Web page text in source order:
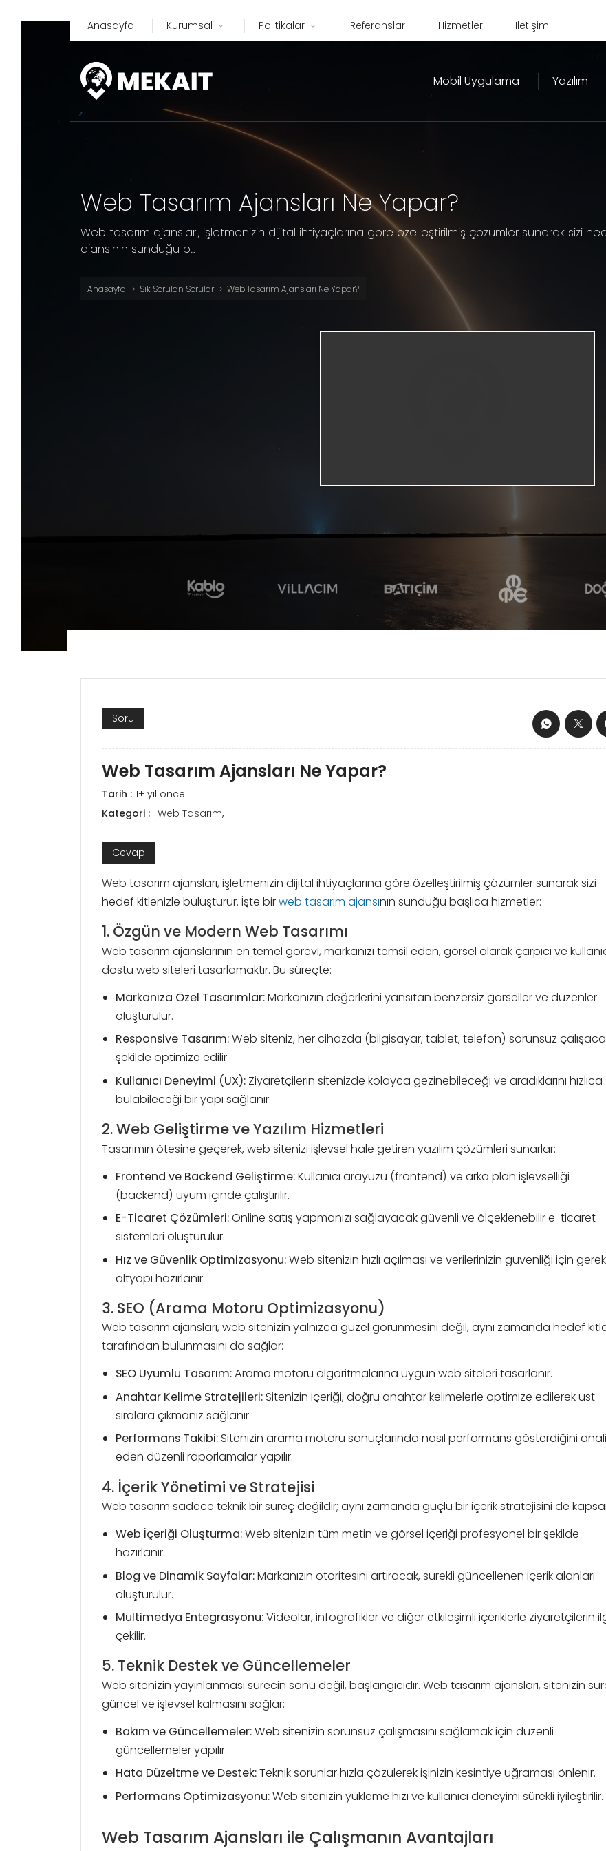
Anasayfa Kurumsal Politikalar Referanslar Hizmetler İletişim
Mobil Uygulama Yazılım
Web Tasarım Ajansları Ne Yapar?
Web tasarım ajansları, işletmenizin dijital ihtiyaçlarına göre özelleştirilmiş çözümler sunarak sizi
ajansının sunduğu b...
Anasayfa Sık Sorulan Sorular Web Tasarım Ajansları Ne Yapar?
Soru
Web Tasarım Ajansları Ne Yapar?
Tarih : 1+ yıl önce
Kategori : Web Tasarım,
Cevap
Web tasarım ajansları, işletmenizin dijital ihtiyaçlarına göre özelleştirilmiş çözümler sunarak sizi
hedef kitlenizle buluşturur. İşte birweb tasarım ajansının sunduğu başlıca hizmetler:
1. Özgün ve Modern Web Tasarımı
Web tasarım ajanslarının en temel görevi, markanızı temsil eden, görsel olarak çarpıcı ve
dostu web siteleri tasarlamaktır. Bu süreçte:
Markanıza Özel Tasarımlar:Markanızın değerlerini yansıtan benzersiz görseller ve düzenler
oluşturulur.
Responsive Tasarım:Web siteniz, her cihazda (bilgisayar, tablet, telefon) sorunsuz
şekilde optimize edilir.
Kullanıcı Deneyimi (UX): Ziyaretçilerin sitenizde kolayca gezinebileceği ve aradıklarını hızlıca
bulabileceği bir yapı sağlanır.
2. Web Geliştirme ve Yazılım Hizmetleri
Tasarımın ötesine geçerek, web sitenizi işlevsel hale getiren yazılım çözümleri sunarlar:
Frontend ve Backend Geliştirme:Kullanıcı arayüzü (frontend) ve arka plan işlevselliği
(backend) uyum içinde çalıştırılır.
E-Ticaret Çözümleri:Online satış yapmanızı sağlayacak güvenli ve ölçeklenebilir e-ticaret
sistemleri oluşturulur.
Hız ve Güvenlik Optimizasyonu:Web sitenizin hızlı açılması ve verilerinizin güvenliği için
altyapı hazırlanır.
3. SEO (Arama Motoru Optimizasyonu)
Web tasarım ajansları, web sitenizin yalnızca güzel görünmesini değil, aynı zamanda hedef
tarafından bulunmasını da sağlar:
SEO Uyumlu Tasarım:Arama motoru algoritmalarına uygun web siteleri tasarlanır.
Anahtar Kelime Stratejileri:Sitenizin içeriği, doğru anahtar kelimelerle optimize edilerek üst
sıralara çıkmanız sağlanır.
Performans Takibi:Sitenizin arama motoru sonuçlarında nasıl performans gösterdiğini
eden düzenli raporlamalar yapılır.
4. İçerik Yönetimi ve Stratejisi
Web tasarım sadece teknik bir süreç değildir; aynı zamanda güçlü bir içerik stratejisini de
Web İçeriği Oluşturma:Web sitenizin tüm metin ve görsel içeriği profesyonel bir şekilde
hazırlanır.
Blog ve Dinamik Sayfalar:Markanızın otoritesini artıracak, sürekli güncellenen içerik alanları
oluşturulur.
Multimedya Entegrasyonu:Videolar, infografikler ve diğer etkileşimli içeriklerle ziyaretçilerin
çekilir.
5. Teknik Destek ve Güncellemeler
Web sitenizin yayınlanması sürecin sonu değil, başlangıcıdır. Web tasarım ajansları, sitenizin
güncel ve işlevsel kalmasını sağlar:
Bakım ve Güncellemeler:Web sitenizin sorunsuz çalışmasını sağlamak için düzenli
güncellemeler yapılır.
Hata Düzeltme ve Destek:Teknik sorunlar hızla çözülerek işinizin kesintiye uğraması önlenir.
Performans Optimizasyonu:Web sitenizin yükleme hızı ve kullanıcı deneyimi sürekli iyileştirilir.
Web Tasarım Ajansları ile Çalışmanın Avantajları